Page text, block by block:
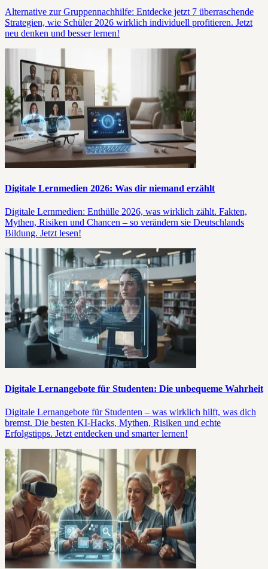
Alternative zur Gruppennachhilfe: Entdecke jetzt 7 überraschende
Strategien, wie Schüler 2026 wirklich individuell profitieren. Jetzt
neu denken und besser lernen!
Digitale Lernmedien 2026: Was dir niemand erzählt
Digitale Lernmedien: Enthülle 2026, was wirklich zählt. Fakten,
Mythen, Risiken und Chancen – so verändern sie Deutschlands
Bildung. Jetzt lesen!
Digitale Lernangebote für Studenten: Die unbequeme Wahrheit
Digitale Lernangebote für Studenten – was wirklich hilft, was dich
bremst. Die besten KI-Hacks, Mythen, Risiken und echte
Erfolgstipps. Jetzt entdecken und smarter lernen!